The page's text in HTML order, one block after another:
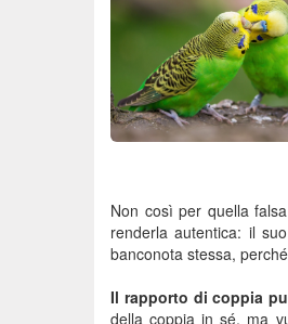
Non così per quella
renderla autentica: il
banconota stessa,
Il rapporto di coppia
della coppia in sé, ma